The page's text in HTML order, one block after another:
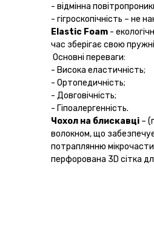
- відмінна
- гігроскопічність – не
Elastic Foam -
час зберігає свою
Основні переваги: ​​
- Висока еластичність;
- Ортопедичність;
- Довговічність;
- Гіпоалергенність.
Чохол на блискавці –
волокном, що
потраплянню
перфорована 3D сітка